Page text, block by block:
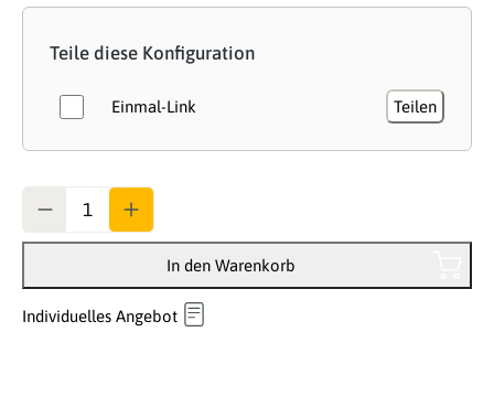
Teile diese Konfiguration
Einmal-Link Teilen
In den Warenkorb
Individuelles Angebot